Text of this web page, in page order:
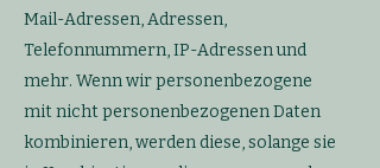
Mail-Adressen, Adressen,
Telefonnummern, IP-Adressen und
mehr. Wenn wir personenbezogene
mit nicht personenbezogenen Daten
kombinieren, werden diese, solange sie